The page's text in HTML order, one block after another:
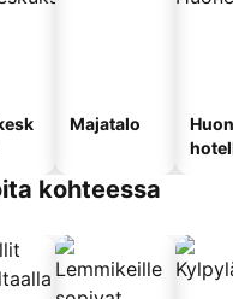
Majatalo
kohteessa